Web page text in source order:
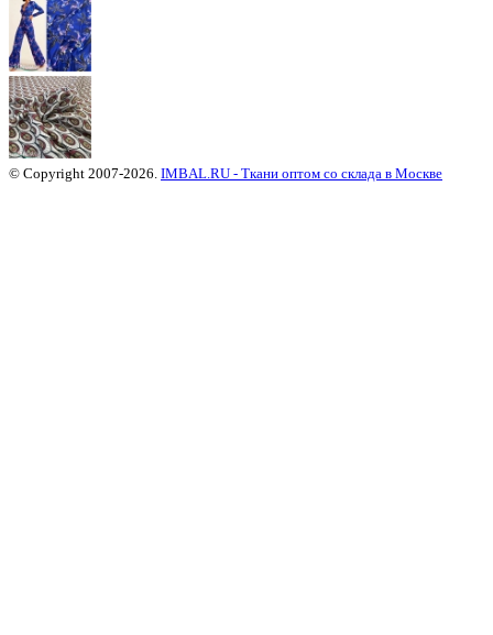
© Copyright 2007-2026. IMBAL.RU - Ткани оптом со склада в Москве